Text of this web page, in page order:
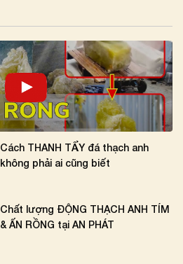
Cách THANH TẨY đá thạch anh
không phải ai cũng biết
Chất lượng ĐỘNG THẠCH ANH TÍM
& ẤN RỒNG tại AN PHÁT